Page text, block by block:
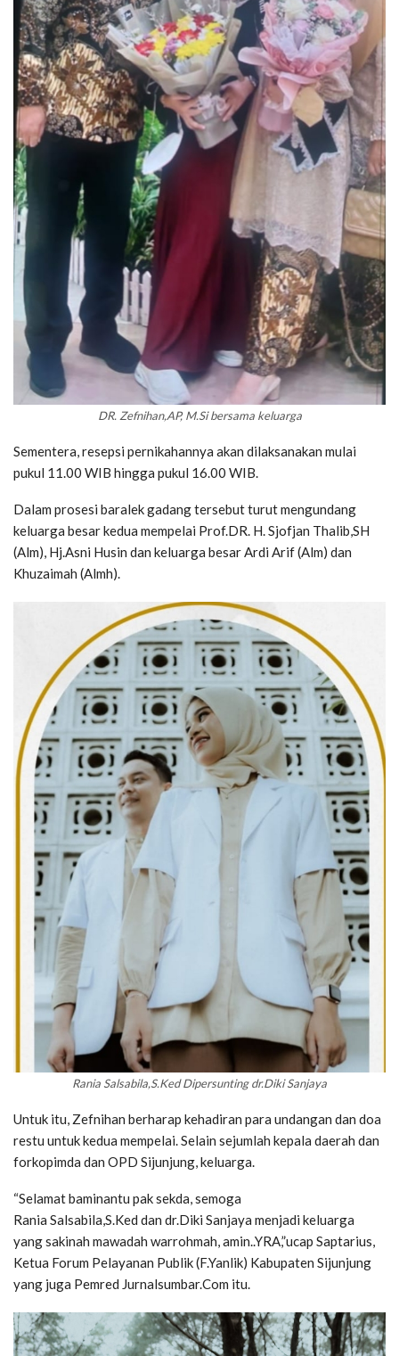
DR. Zefnihan,AP, M.Si bersama keluarga
Sementera, resepsi pernikahannya akan dilaksanakan mulai
pukul 11.00 WIB hingga pukul 16.00 WIB.
Dalam prosesi baralek gadang tersebut turut mengundang
keluarga besar kedua mempelai Prof.DR. H. Sjofjan Thalib,SH
(Alm), Hj.Asni Husin dan keluarga besar Ardi Arif (Alm) dan
Khuzaimah (Almh).
Rania Salsabila,S.Ked Dipersunting dr.Diki Sanjaya
Untuk itu, Zefnihan berharap kehadiran para undangan dan doa
restu untuk kedua mempelai. Selain sejumlah kepala daerah dan
forkopimda dan OPD Sijunjung, keluarga.
“Selamat baminantu pak sekda, semoga
Rania Salsabila,S.Ked dan dr.Diki Sanjaya menjadi keluarga
yang sakinah mawadah warrohmah, amin..YRA,”ucap Saptarius,
Ketua Forum Pelayanan Publik (F.Yanlik) Kabupaten Sijunjung
yang juga Pemred Jurnalsumbar.Com itu.